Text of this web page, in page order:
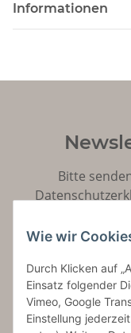
Informationen
Bitte
widerruflich
Wie wir
Durch Klicken auf
Einsatz folgender
Vimeo, Google
Einstellung